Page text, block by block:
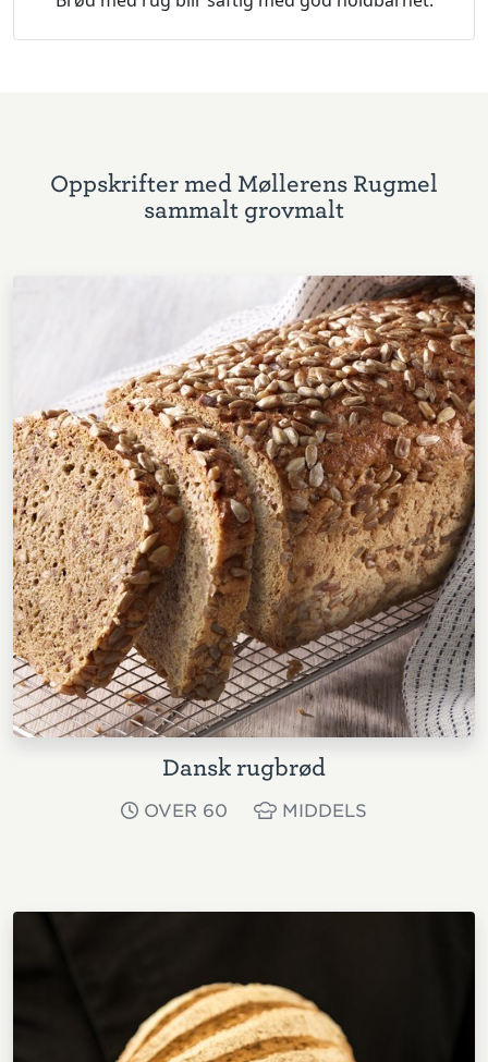
Oppskrifter med Møllerens Rugmel
sammalt grovmalt
Dansk rugbrød
OVER 60 MIDDELS